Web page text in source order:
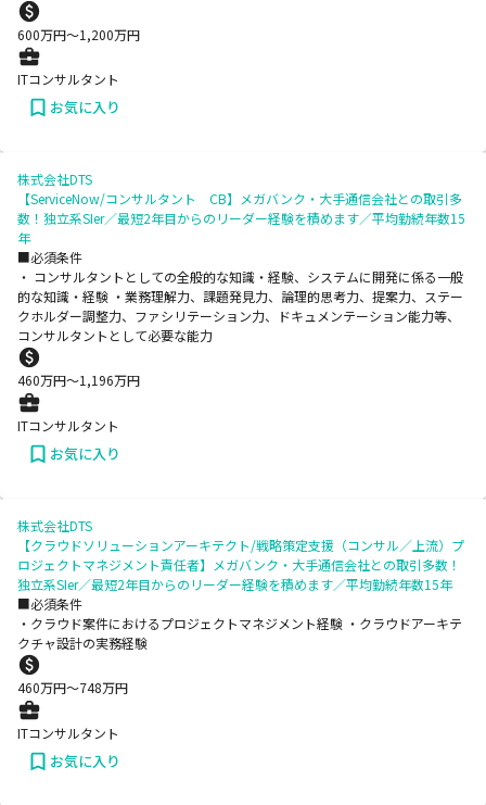
600万円〜1,200万円
ITコンサルタント
お気に入り
株式会社DTS
【ServiceNow/コンサルタント CB】メガバンク・大手通信会社との取引多
数！独立系SIer／最短2年目からのリーダー経験を積めます／平均勤続年数15
年
■必須条件
・ コンサルタントとしての全般的な知識・経験、システムに開発に係る一般
的な知識・経験 ・業務理解力、課題発見力、論理的思考力、提案力、ステー
クホルダー調整力、ファシリテーション力、ドキュメンテーション能力等、
コンサルタントとして必要な能力
460万円〜1,196万円
ITコンサルタント
お気に入り
株式会社DTS
【クラウドソリューションアーキテクト/戦略策定支援（コンサル／上流）プ
ロジェクトマネジメント責任者】メガバンク・大手通信会社との取引多数！
独立系SIer／最短2年目からのリーダー経験を積めます／平均勤続年数15年
■必須条件
・クラウド案件におけるプロジェクトマネジメント経験 ・クラウドアーキテ
クチャ設計の実務経験
460万円〜748万円
ITコンサルタント
お気に入り